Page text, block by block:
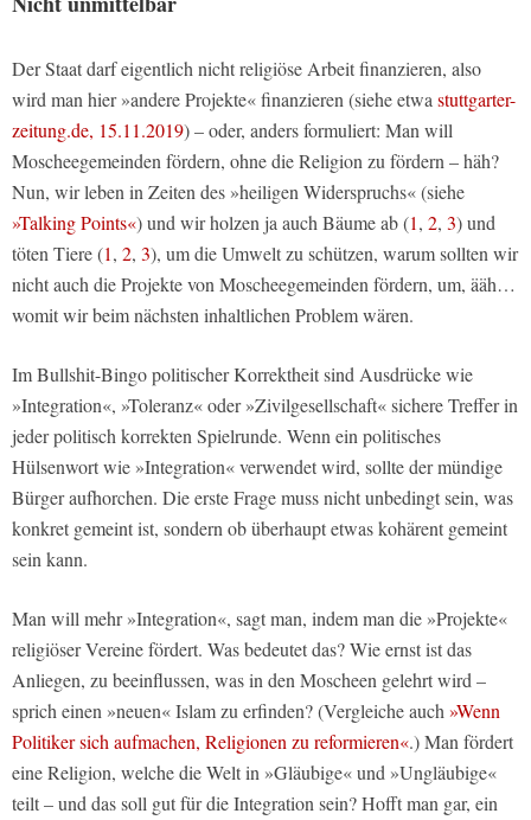
Der Staat darf eigentlich nicht religiöse Arbeit finanzieren, also
wird man hier »andere Projekte« finanzieren (siehe etwa stuttgarter-
zeitung.de, 15.11.2019) – oder, anders formuliert: Man will
Moscheegemeinden fördern, ohne die Religion zu fördern – häh?
Nun, wir leben in Zeiten des »heiligen Widerspruchs« (siehe
»Talking Points«) und wir holzen ja auch Bäume ab (1, 2, 3) und
töten Tiere (1, 2, 3), um die Umwelt zu schützen, warum sollten wir
nicht auch die Projekte von Moscheegemeinden fördern, um, ääh…
womit wir beim nächsten inhaltlichen Problem wären.
Im Bullshit-Bingo politischer Korrektheit sind Ausdrücke wie
»Integration«, »Toleranz« oder »Zivilgesellschaft« sichere Treffer in
jeder politisch korrekten Spielrunde. Wenn ein politisches
Hülsenwort wie »Integration« verwendet wird, sollte der mündige
Bürger aufhorchen. Die erste Frage muss nicht unbedingt sein, was
konkret gemeint ist, sondern ob überhaupt etwas kohärent gemeint
sein kann.
Man will mehr »Integration«, sagt man, indem man die »Projekte«
religiöser Vereine fördert. Was bedeutet das? Wie ernst ist das
Anliegen, zu beeinflussen, was in den Moscheen gelehrt wird –
sprich einen »neuen« Islam zu erfinden? (Vergleiche auch »Wenn
Politiker sich aufmachen, Religionen zu reformieren«.) Man fördert
eine Religion, welche die Welt in »Gläubige« und »Ungläubige«
teilt – und das soll gut für die Integration sein? Hofft man gar, ein